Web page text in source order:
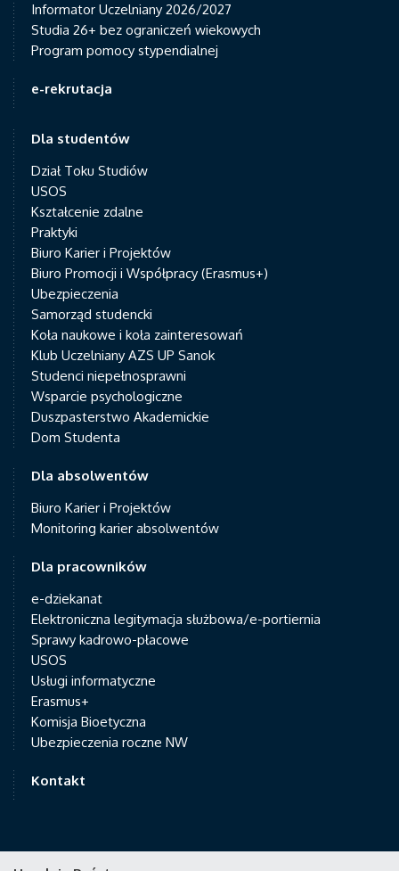
Informator Uczelniany 2026/2027
Studia 26+ bez ograniczeń wiekowych
Program pomocy stypendialnej
e-rekrutacja
Dla studentów
Dział Toku Studiów
USOS
Kształcenie zdalne
Praktyki
Biuro Karier i Projektów
Biuro Promocji i Współpracy (Erasmus+)
Ubezpieczenia
Samorząd studencki
Koła naukowe i koła zainteresowań
Klub Uczelniany AZS UP Sanok
Studenci niepełnosprawni
Wsparcie psychologiczne
Duszpasterstwo Akademickie
Dom Studenta
Dla absolwentów
Biuro Karier i Projektów
Monitoring karier absolwentów
Dla pracowników
e-dziekanat
Elektroniczna legitymacja służbowa/e-portiernia
Sprawy kadrowo-płacowe
USOS
Usługi informatyczne
Erasmus+
Komisja Bioetyczna
Ubezpieczenia roczne NW
Kontakt